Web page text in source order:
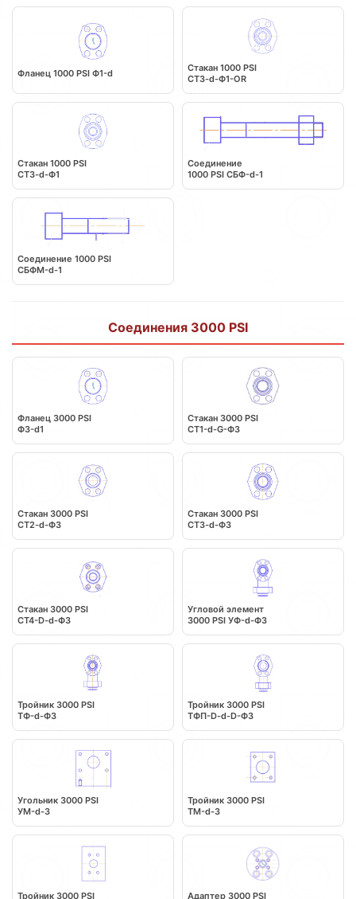
Фланец 1000 PSI Ф1-d
Стакан 1000 PSI
СT3-d-Ф1-OR
Стакан 1000 PSI
СT3-d-Ф1
Соединение
1000 PSI СБФ-d-1
Соединение 1000 PSI
СБФМ-d-1
Соединения 3000 PSI
Фланец 3000 PSI
Ф3-d1
Стакан 3000 PSI
СТ1-d-G-Ф3
Стакан 3000 PSI
CT2-d-Ф3
Стакан 3000 PSI
СT3-d-Ф3
Стакан 3000 PSI
CT4-D-d-Ф3
Угловой элемент
3000 PSI УФ-d-Ф3
Тройник 3000 PSI
ТФ-d-Ф3
Тройник 3000 PSI
ТФП-D-d-D-Ф3
Угольник 3000 PSI
УМ-d-3
Тройник 3000 PSI
ТМ-d-3
Тройник 3000 PSI Адаптер 3000 PSI